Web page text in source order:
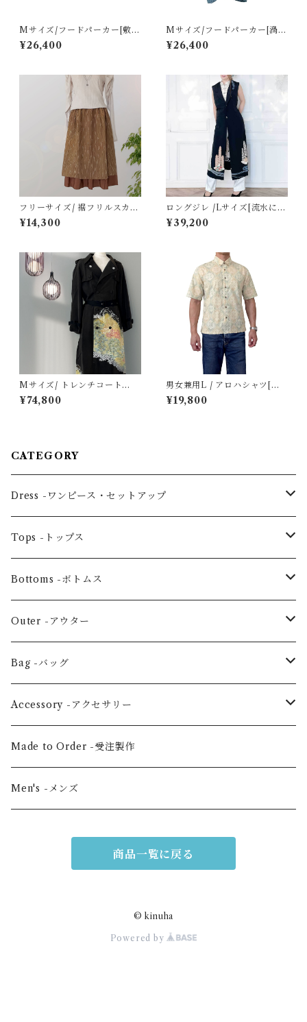
Mサイズ/フードパーカー[敷詰
葉模様線*朱色総絞り羽織]
¥26,400
Mサイズ/フードパーカー[渦巻
き模様青色総絞り羽織]
¥26,400
フリーサイズ/ 裾フリルスカー
ト[ブラウン雨簾よろけ縞]
¥14,300
ロングジレ /Lサイズ[流水に上
り藤黒留袖]
¥39,200
Mサイズ/ トレンチコート
[黄・緑山景黒留袖]
¥74,800
男女兼用L / アロハシャツ[塩
沢御召 緑色花菱]
¥19,800
CATEGORY
Dress -ワンピース・セットアップ
One piece -ワンピースドレス
Ensemble -セットアップ
Tops -トップス
Blouse -ブラウス
Tunic -チュニック
Others -その他
Bottoms -ボトムス
Skirt -スカート
Pants -パンツ
Outer -アウター
Coat -コート
Jacket -ジャケット
Bag -バッグ
Large horizontal -横・大
Vertical medium -縦・中
Shoulder -ショルダー
Accessory -アクセサリー
Hair scrunchie -シュシュ
Mask -マスク
Others -その他
Made to Order -受注製作
Men's -メンズ
商品一覧に戻る
© kinuha
Powered by